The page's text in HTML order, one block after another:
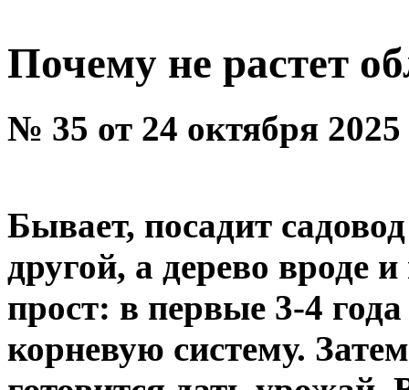
Почему не растет
№ 35 от 24 октября
Бывает, посадит
другой, а дерево вроде
прост: в первые 3-4
корневую систему.